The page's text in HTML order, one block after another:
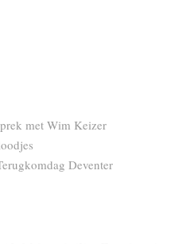
met Wim Keizer
Deventer